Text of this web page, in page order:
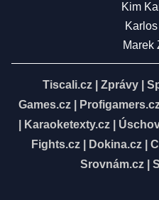
Kim
Marek
Tiscali.cz Zprávy
Games.cz
Karaoketexty.cz|
Fights.cz
Dokina.cz
Srovnám.cz